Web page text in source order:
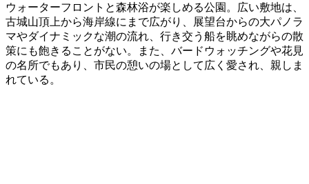
ウォーターフロントと森林浴が楽しめる公園。広い敷地は、
古城山頂上から海岸線にまで広がり、展望台からの大パノラ
マやダイナミックな潮の流れ、行き交う船を眺めながらの散
策にも飽きることがない。また、バードウォッチングや花見
の名所でもあり、市民の憩いの場として広く愛され、親しま
れている。